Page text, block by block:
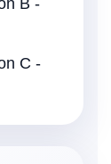
B -
C -